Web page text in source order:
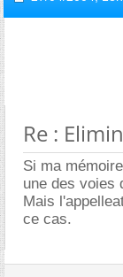
Re :
Si ma
une des voies
Mais
ce cas.